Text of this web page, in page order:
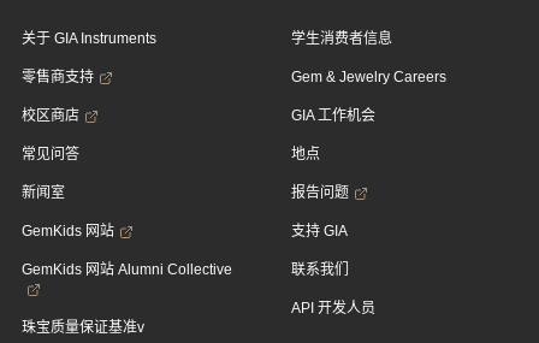
关于 GIA Instruments
零售商支持
校区商店
常见问答
新闻室
GemKids 网站
GemKids 网站 Alumni Collective
珠宝质量保证基准v
学生消费者信息
Gem & Jewelry Careers
GIA 工作机会
地点
报告问题
支持 GIA
联系我们
API 开发人员